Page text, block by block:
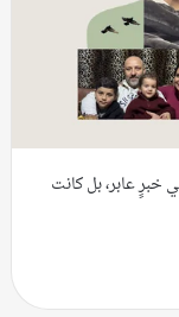
خبرٍ عابر، بل كانت